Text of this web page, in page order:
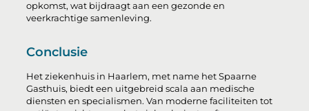
opkomst, wat bijdraagt aan een gezonde en
veerkrachtige samenleving.
Conclusie
Het ziekenhuis in Haarlem, met name het Spaarne
Gasthuis, biedt een uitgebreid scala aan medische
diensten en specialismen. Van moderne faciliteiten tot